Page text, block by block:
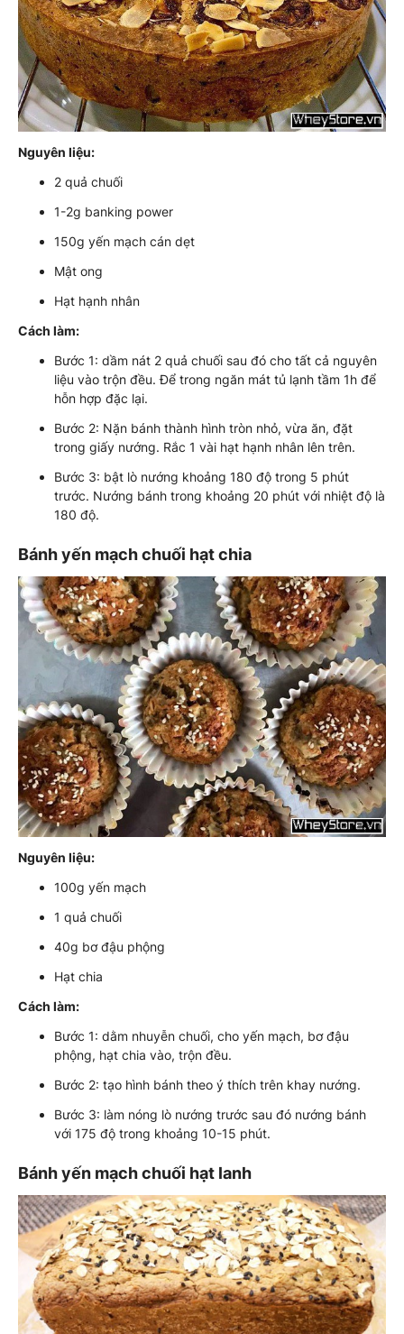
Nguyên liệu:
2 quả chuối
1-2g banking power
150g yến mạch cán dẹt
Mật ong
Hạt hạnh nhân
Cách làm:
Bước 1: dầm nát 2 quả chuối sau đó cho tất cả nguyên
liệu vào trộn đều. Để trong ngăn mát tủ lạnh tầm 1h để
hỗn hợp đặc lại.
Bước 2: Nặn bánh thành hình tròn nhỏ, vừa ăn, đặt
trong giấy nướng. Rắc 1 vài hạt hạnh nhân lên trên.
Bước 3: bật lò nướng khoảng 180 độ trong 5 phút
trước. Nướng bánh trong khoảng 20 phút với nhiệt độ là
180 độ.
Bánh yến mạch chuối hạt chia
Nguyên liệu:
100g yến mạch
1 quả chuối
40g bơ đậu phộng
Hạt chia
Cách làm:
Bước 1: dằm nhuyễn chuối, cho yến mạch, bơ đậu
phộng, hạt chia vào, trộn đều.
Bước 2: tạo hình bánh theo ý thích trên khay nướng.
Bước 3: làm nóng lò nướng trước sau đó nướng bánh
với 175 độ trong khoảng 10-15 phút.
Bánh yến mạch chuối hạt lanh